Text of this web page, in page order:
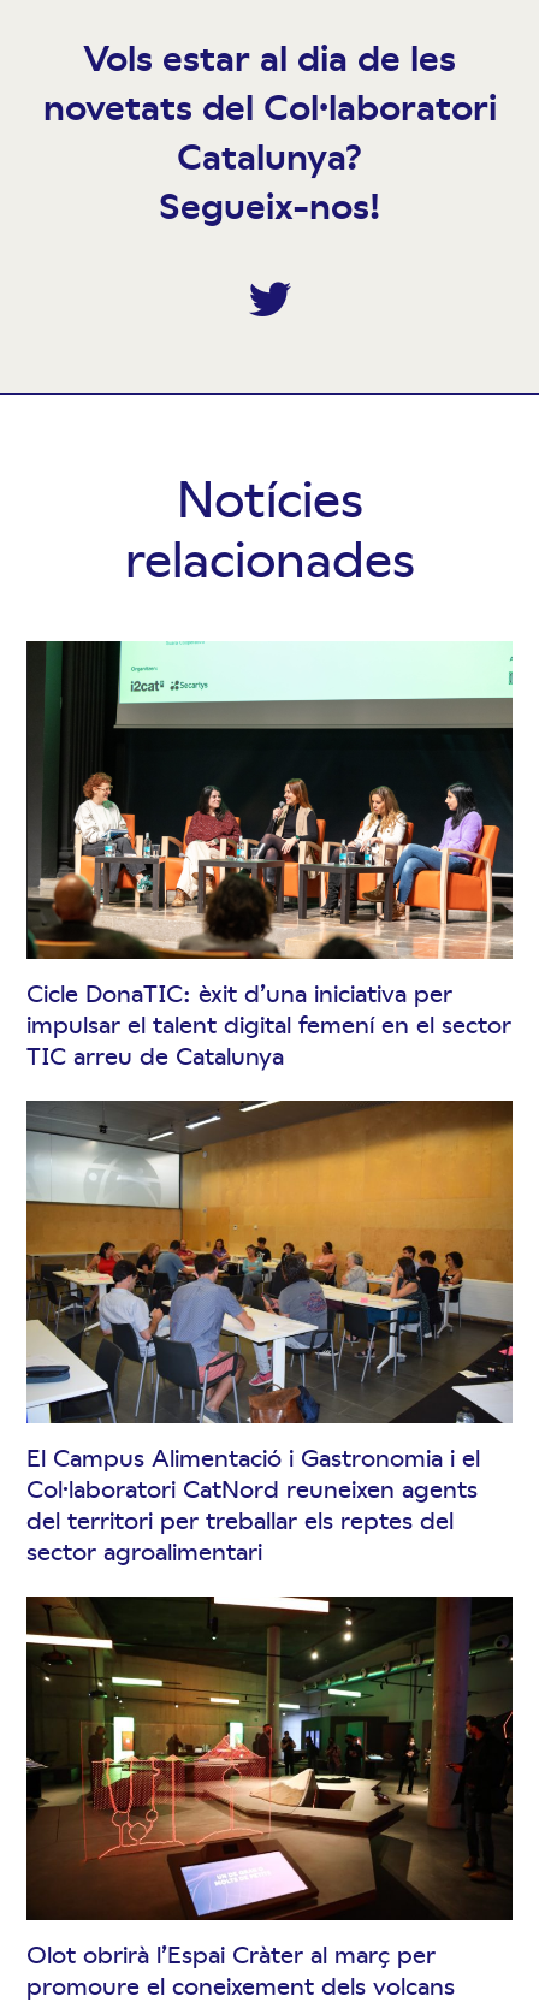
Vols estar al dia de les
novetats del Col·laboratori
Catalunya?
Segueix-nos!
Twitter
Notícies
relacionades
Cicle DonaTIC: èxit d’una iniciativa per
impulsar el talent digital femení en el sector
TIC arreu de Catalunya
El Campus Alimentació i Gastronomia i el
Col·laboratori CatNord reuneixen agents
del territori per treballar els reptes del
sector agroalimentari
Olot obrirà l’Espai Cràter al març per
promoure el coneixement dels volcans